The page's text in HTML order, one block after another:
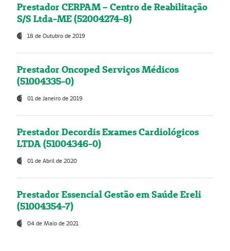
Prestador CERPAM – Centro de Reabilitação
S/S Ltda-ME (52004274-8)
18 de Outubro de 2019
Prestador Oncoped Serviços Médicos
(51004335-0)
01 de Janeiro de 2019
Prestador Decordis Exames Cardiológicos
LTDA (51004346-0)
01 de Abril de 2020
Prestador Essencial Gestão em Saúde Ereli
(51004354-7)
04 de Maio de 2021